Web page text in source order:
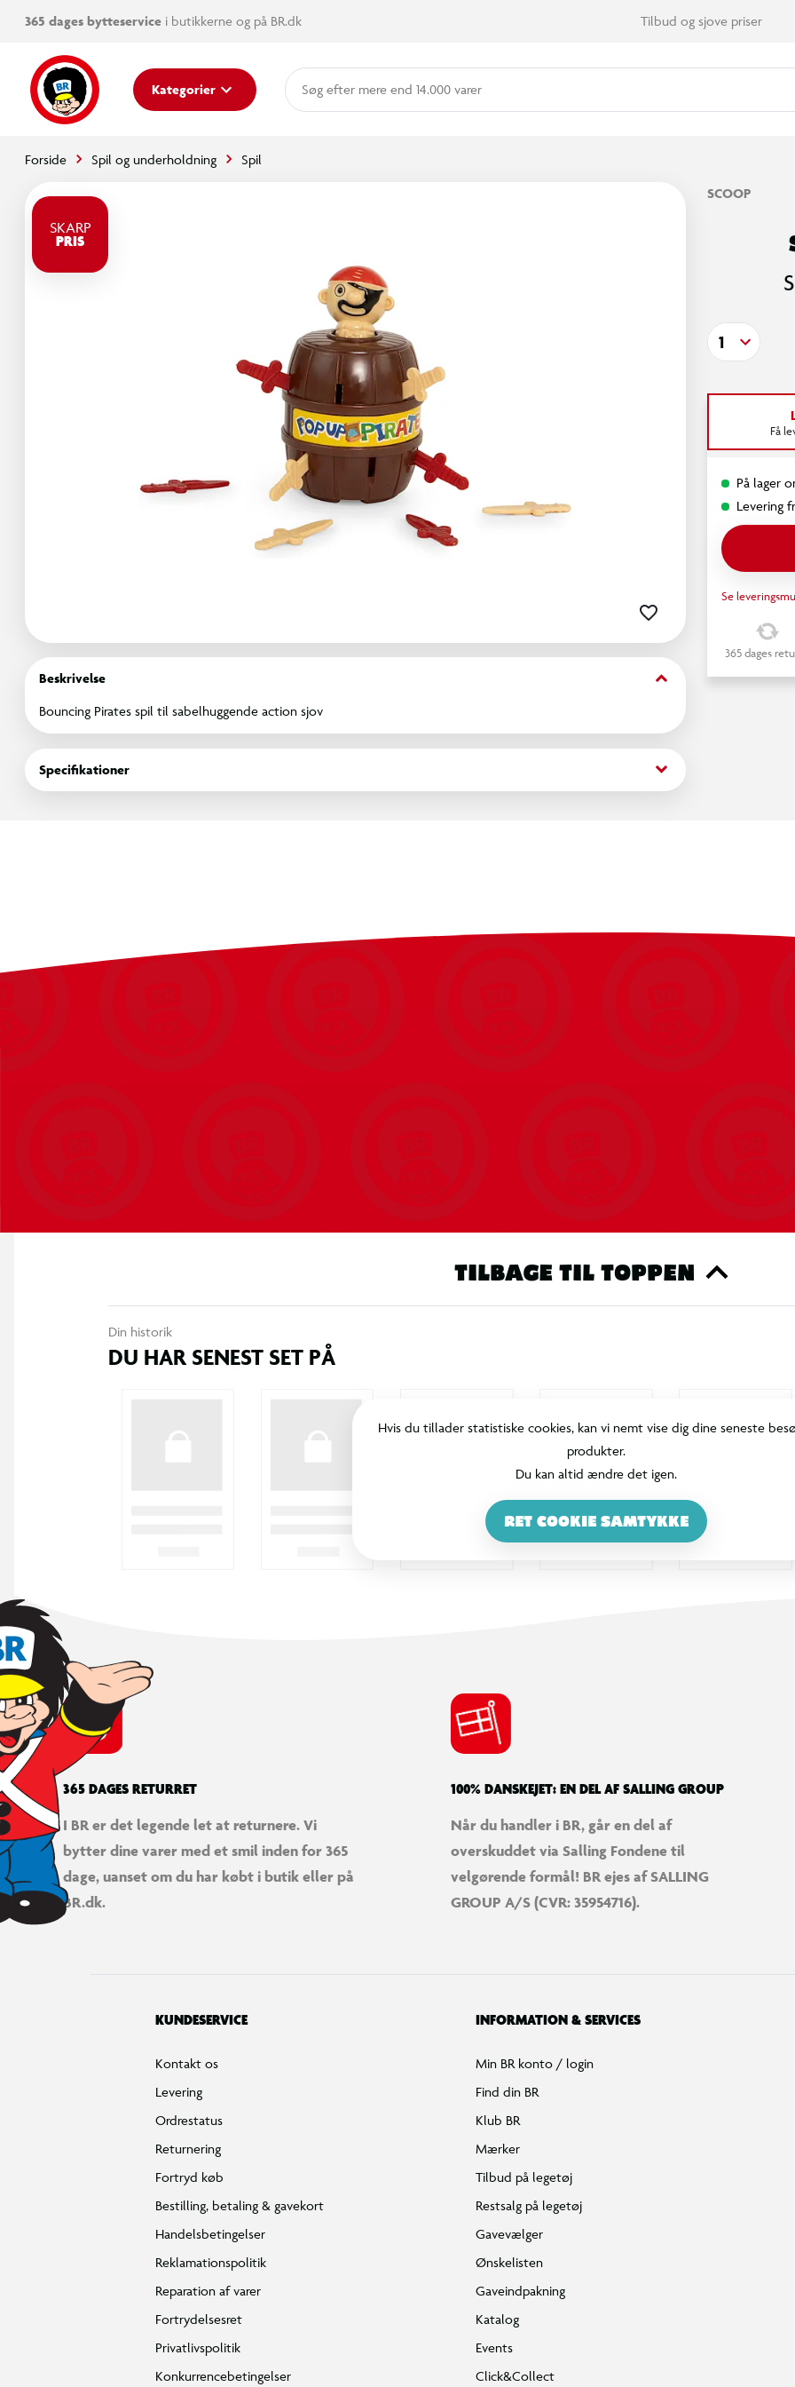
365 dages bytteservice i butikkerne og på BR.dk Tilbud og sjove priser
Kategorier mere end 14.000 varer
Forside Spil og underholdning Spil
SKARP
PRIS
Beskrivelse keyboard_arrow_down
Bouncing Pirates spil til sabelhuggende action sjov
Specifikationer keyboard_arrow_down
SCOOP
1
Få
På lager
Levering
Se
365 dages
TILBAGE TIL TOPPEN
Din historik
DU HAR SENEST SET PÅ
Hvis du tillader statistiske cookies, kan vi nemt vise dig dine seneste
produkter.
Du kan altid ændre det igen.
RET COOKIE SAMTYKKE
365 DAGES RETURRET
I BR er det legende let at returnere. Vi
bytter dine varer med et smil inden for 365
dage, uanset om du har købt i butik eller på
BR.dk.
100% DANSKEJET: EN DEL AF SALLING GROUP
Når du handler i BR, går en del af
overskuddet via Salling Fondene til
velgørende formål! BR ejes af SALLING
GROUP A/S (CVR: 35954716).
KUNDESERVICE
Kontakt os
Levering
Ordrestatus
Returnering
Fortryd køb
Bestilling, betaling & gavekort
Handelsbetingelser
Reklamationspolitik
Reparation af varer
Fortrydelsesret
Privatlivspolitik
Konkurrencebetingelser
INFORMATION & SERVICES
Min BR konto / login
Find din BR
Klub BR
Mærker
Tilbud på legetøj
Restsalg på legetøj
Gavevælger
Ønskelisten
Gaveindpakning
Katalog
Events
Click&Collect